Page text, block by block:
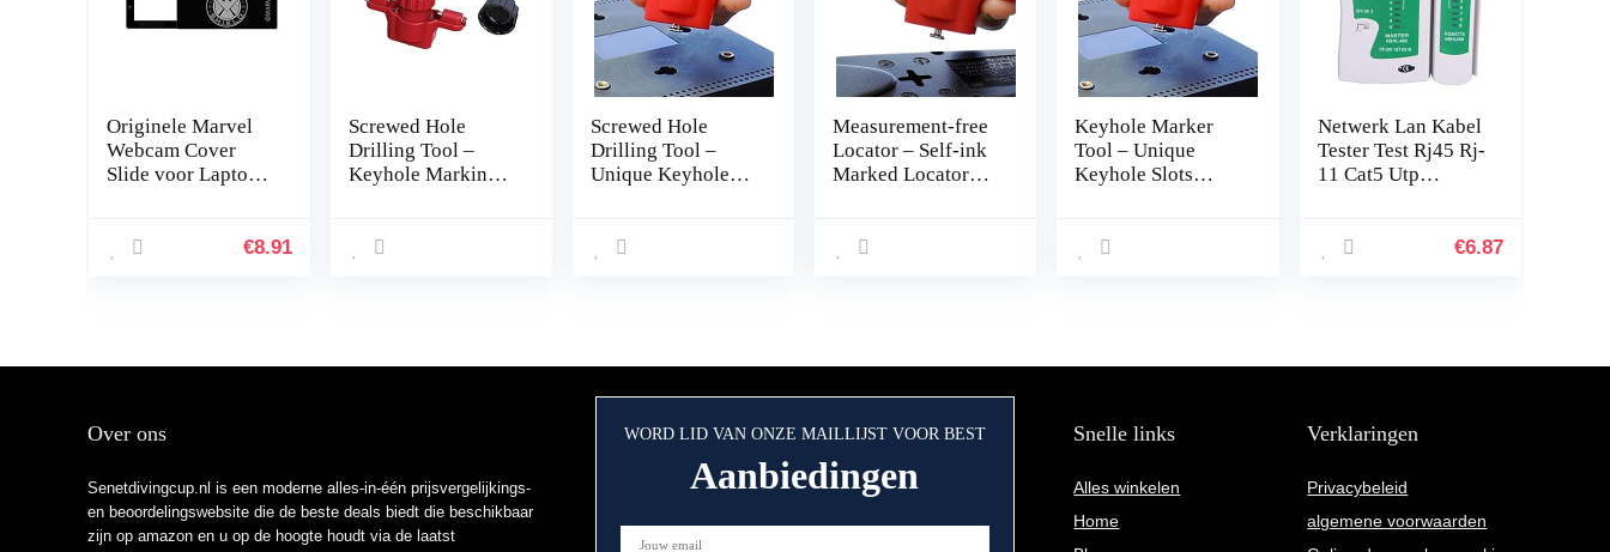
Originele Marvel
Webcam Cover
Slide voor Laptop,
Privacy, ABS
€8.91
Screwed Hole
Drilling Tool –
Keyhole Marking
Tool for Power
Screwed Hole
Drilling Tool –
Unique Keyhole
Measurement Tools
Measurement-free
Locator – Self-ink
Marked Locator
Power Strips,
Keyhole Marker
Tool – Unique
Keyhole Slots
Hand Tool for
Netwerk Lan Kabel
Tester Test Rj45 Rj-
11 Cat5 Utp
Draagbare Netwerk
€6.87
Over ons
Senetdivingcup.nl is een moderne alles-in-één prijsvergelijkings-
en beoordelingswebsite die de beste deals biedt die beschikbaar
zijn op amazon en u op de hoogte houdt via de laatst
WORD LID VAN ONZE MAILLIJST VOOR BEST
Aanbiedingen
Snelle links
Alles winkelen
Home
Verklaringen
Privacybeleid
algemene voorwaarden